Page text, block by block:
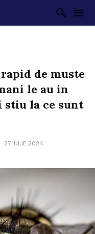
de muste
le au in
stiu la ce sunt
27 IULIE 2024